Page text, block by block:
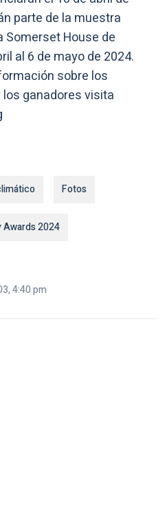
parte de la muestra
Somerset House de
al 6 de mayo de 2024.
sobre los
ganadores visita
Fotos
Awards 2024
4:40 pm